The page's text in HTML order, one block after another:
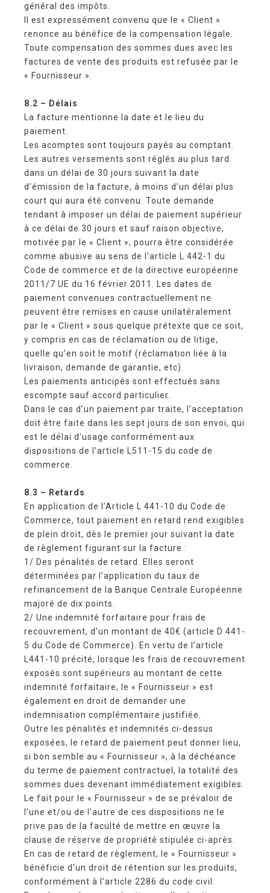
général des impôts.
Il est expressément convenu que le « Client »
renonce au bénéfice de la compensation légale.
Toute compensation des sommes dues avec les
factures de vente des produits est refusée par le
« Fournisseur ».
8.2 – Délais
La facture mentionne la date et le lieu du
paiement.
Les acomptes sont toujours payés au comptant.
Les autres versements sont réglés au plus tard
dans un délai de 30 jours suivant la date
d’émission de la facture, à moins d’un délai plus
court qui aura été convenu. Toute demande
tendant à imposer un délai de paiement supérieur
à ce délai de 30 jours et sauf raison objective,
motivée par le « Client », pourra être considérée
comme abusive au sens de l’article L 442-1 du
Code de commerce et de la directive européenne
2011/7 UE du 16 février 2011. Les dates de
paiement convenues contractuellement ne
peuvent être remises en cause unilatéralement
par le « Client » sous quelque prétexte que ce soit,
y compris en cas de réclamation ou de litige,
quelle qu’en soit le motif (réclamation liée à la
livraison, demande de garantie, etc).
Les paiements anticipés sont effectués sans
escompte sauf accord particulier.
Dans le cas d’un paiement par traite, l’acceptation
doit être faite dans les sept jours de son envoi, qui
est le délai d’usage conformément aux
dispositions de l’article L511-15 du code de
commerce.
8.3 – Retards
En application de l’Article L 441-10 du Code de
Commerce, tout paiement en retard rend exigibles
de plein droit, dès le premier jour suivant la date
de règlement figurant sur la facture :
1/ Des pénalités de retard. Elles seront
déterminées par l’application du taux de
refinancement de la Banque Centrale Européenne
majoré de dix points.
2/ Une indemnité forfaitaire pour frais de
recouvrement, d’un montant de 40€ (article D 441-
5 du Code de Commerce). En vertu de l’article
L441-10 précité, lorsque les frais de recouvrement
exposés sont supérieurs au montant de cette
indemnité forfaitaire, le « Fournisseur » est
également en droit de demander une
indemnisation complémentaire justifiée.
Outre les pénalités et indemnités ci-dessus
exposées, le retard de paiement peut donner lieu,
si bon semble au « Fournisseur », à la déchéance
du terme de paiement contractuel, la totalité des
sommes dues devenant immédiatement exigibles.
Le fait pour le « Fournisseur » de se prévaloir de
l’une et/ou de l’autre de ces dispositions ne le
prive pas de la faculté de mettre en œuvre la
clause de réserve de propriété stipulée ci-après.
En cas de retard de règlement, le « Fournisseur »
bénéficie d’un droit de rétention sur les produits,
conformément à l’article 2286 du code civil.